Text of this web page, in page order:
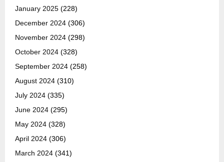
January 2025 (228)
December 2024 (306)
November 2024 (298)
October 2024 (328)
September 2024 (258)
August 2024 (310)
July 2024 (335)
June 2024 (295)
May 2024 (328)
April 2024 (306)
March 2024 (341)